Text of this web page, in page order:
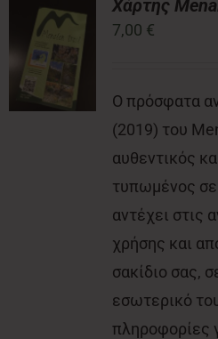
Νέα
Επικοινωνία
Χάρτης
7,00 €
Ο πρόσφατα
(2019) του
αυθεντικός
τυπωμένος σε
αντέχει στις
χρήσης και
σακίδιο σας,
εσωτερικό
πληροφορίες